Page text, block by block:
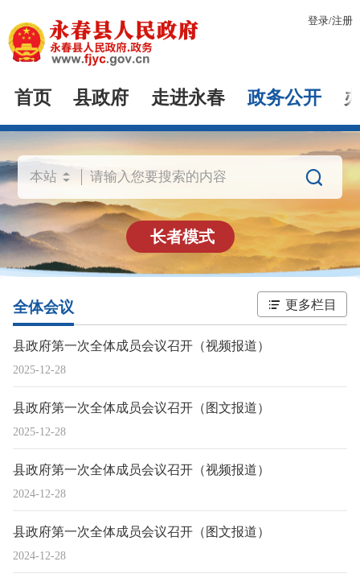
登录/注册
首页 县政府 走进永春 政务公开

长者模式
全体会议 更多栏目
2025-12-28
县政府第一次全体成员会议召开（视频报道）
2025-12-28
县政府第一次全体成员会议召开（图文报道）
2024-12-28
县政府第一次全体成员会议召开（视频报道）
2024-12-28
县政府第一次全体成员会议召开（图文报道）